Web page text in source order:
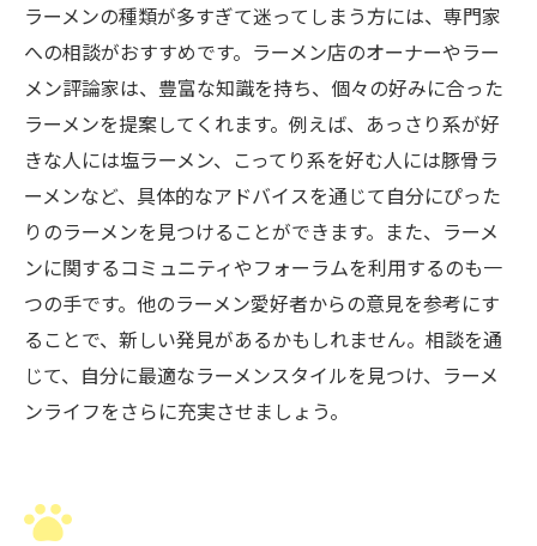
ラーメンの種類が多すぎて迷ってしまう方には、専門家
への相談がおすすめです。ラーメン店のオーナーやラー
メン評論家は、豊富な知識を持ち、個々の好みに合った
ラーメンを提案してくれます。例えば、あっさり系が好
きな人には塩ラーメン、こってり系を好む人には豚骨ラ
ーメンなど、具体的なアドバイスを通じて自分にぴった
りのラーメンを見つけることができます。また、ラーメ
ンに関するコミュニティやフォーラムを利用するのも一
つの手です。他のラーメン愛好者からの意見を参考にす
ることで、新しい発見があるかもしれません。相談を通
じて、自分に最適なラーメンスタイルを見つけ、ラーメ
ンライフをさらに充実させましょう。